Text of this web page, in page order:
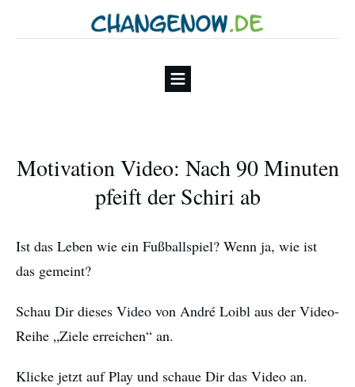
Motivation Video: Nach 90 Minuten
pfeift der Schiri ab
Ist das Leben wie ein Fußballspiel? Wenn ja, wie ist
das gemeint?
Schau Dir dieses Video von André Loibl aus der Video-
Reihe „Ziele erreichen“ an.
Klicke jetzt auf Play und schaue Dir das Video an.